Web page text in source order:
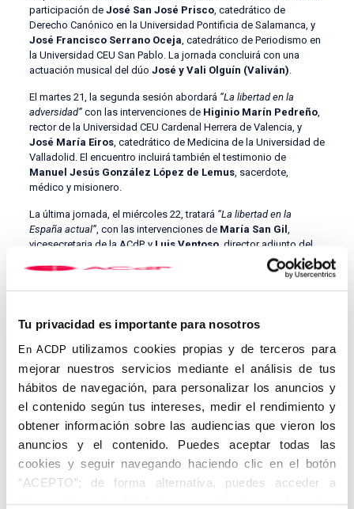
Tu privacidad es importante para nosotros
En ACDP utilizamos cookies propias y de terceros para
mejorar nuestros servicios mediante el análisis de tus
hábitos de navegación, para personalizar los anuncios y
el contenido según tus intereses, medir el rendimiento y
obtener información sobre las audiencias que vieron los
anuncios y el contenido. Puedes aceptar todas las
cookies y seguir navegando haciendo clic en el botón
“ACEPTO”; de forma alternativa, puedes acceder a
información más detallada y cambiar tus preferencias
participación de José San José Prisco, catedrático de
Derecho Canónico en la Universidad Pontificia de Salamanca, y
José Francisco Serrano Oceja, catedrático de Periodismo en
la Universidad CEU San Pablo. La jornada concluirá con una
actuación musical del dúo José y Vali Olguín (Valiván).
El martes 21, la segunda sesión abordará “La libertad en la
adversidad”con las intervenciones de Higinio Marín Pedreño,
rector de la Universidad CEU Cardenal Herrera de Valencia, y
José María Eiros, catedrático de Medicina de la Universidad de
Valladolid. El encuentro incluirá también el testimonio de
Manuel Jesús González López de Lemus, sacerdote,
médico y misionero.
La última jornada, el miércoles 22, tratará “La libertad en la
España actual”, con las intervenciones deMaría San Gil ,
vicesecretaria de la ACdP, y Luis Ventoso, director adjunto del
. La clausura correrá a cargo de Jesús Fernández
Lubiano, Gonzalo Fernández Escribano, secretario del Centro de
Valladolid de la ACdP, y Marifé de Paz Vera, directora de las
del Centro Diocesano de Espiritualidad.
Con entrada libre hasta completar aforo, estas jornadas
constituyen un espacio de diálogo, pensamiento y acción para
quienes desean iluminar la vida pública desde la fe cristiana.
DATOS DEL EVENTO:
Fecha:20-23 de octubre de 2025.
Lugar:
Centro Diocesano de Espiritualidad de Valladolid.
C/ Santuario, 26
Entrada libre hasta completar aforo.